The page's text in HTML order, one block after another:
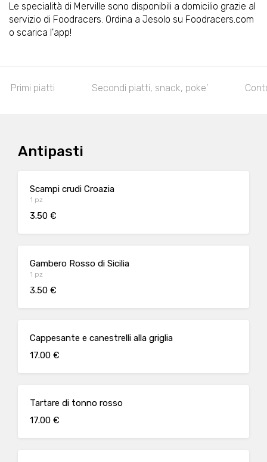
Le specialità di Merville sono disponibili a domicilio grazie al
servizio di Foodracers. Ordina a Jesolo su Foodracers.com
o scarica l'app!
Primi piatti Secondi piatti, snack, poke'
Antipasti
Scampi crudi Croazia
1 pz
3.50 €
Gambero Rosso di Sicilia
1 pz
3.50 €
Cappesante e canestrelli alla griglia
17.00 €
Tartare di tonno rosso
17.00 €